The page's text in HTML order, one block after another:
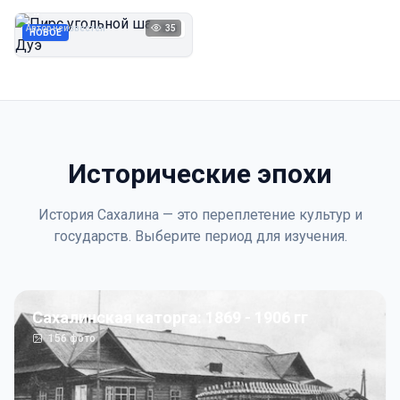
НОВОЕ 1923
Автор неизвестен 35
Исторические эпохи
История Сахалина — это переплетение культур и
государств. Выберите период для изучения.
Сахалинская каторга: 1869 - 1906 гг
156фото